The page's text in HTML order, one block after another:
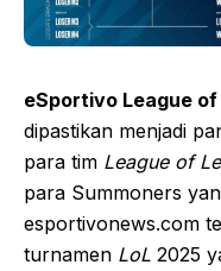
eSportivo League of
dipastikan menjadi
para tim League of
para Summoners
esportivonews.com
turnamen LoL 2025